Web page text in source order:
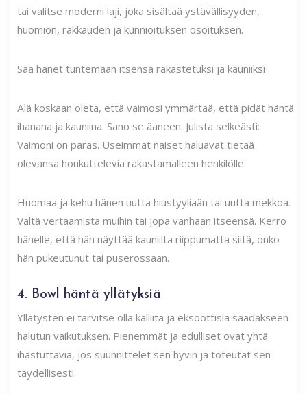
tai valitse moderni laji, joka sisältää ystävällisyyden,
huomion, rakkauden ja kunnioituksen osoituksen.
Saa hänet tuntemaan itsensä rakastetuksi ja kauniiksi
Älä koskaan oleta, että vaimosi ymmärtää, että pidät häntä
ihanana ja kauniina. Sano se ääneen. Julista selkeästi:
Vaimoni on paras. Useimmat naiset haluavat tietää
olevansa houkuttelevia rakastamalleen henkilölle.
Huomaa ja kehu hänen uutta hiustyyliään tai uutta mekkoa.
Vältä vertaamista muihin tai jopa vanhaan itseensä. Kerro
hänelle, että hän näyttää kauniilta riippumatta siitä, onko
hän pukeutunut tai puserossaan.
4. Bowl häntä yllätyksiä
Yllätysten ei tarvitse olla kalliita ja eksoottisia saadakseen
halutun vaikutuksen. Pienemmät ja edulliset ovat yhtä
ihastuttavia, jos suunnittelet sen hyvin ja toteutat sen
täydellisesti.